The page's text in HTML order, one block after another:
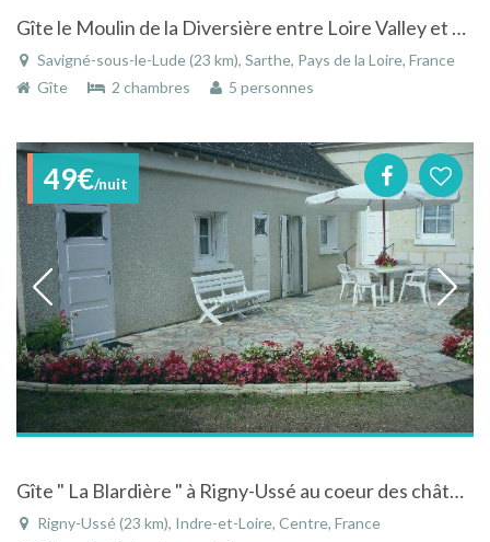
Gîte le Moulin de la Diversière entre Loire Valley et Vallée du Loir
Savigné-sous-le-Lude (23 km), Sarthe, Pays de la Loire, France
Gîte
2 chambres 5 personnes
49€/nuit
Gîte " La Blardière " à Rigny-Ussé au coeur des châteaux de la Loire en Touraine
Rigny-Ussé (23 km), Indre-et-Loire, Centre, France